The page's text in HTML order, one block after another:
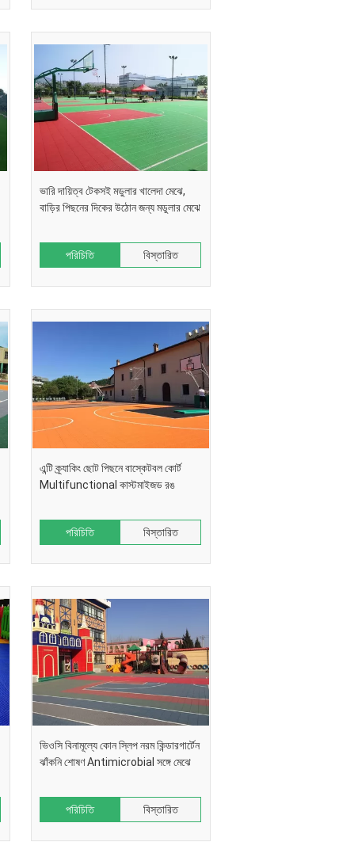
ভারি দায়িত্ব টেকসই মডুলার খালেদা মেঝে,
বাড়ির পিছনের দিকের উঠোন জন্য মডুলার মেঝে
পরিচিতি বিস্তারিত
এন্টি ক্র্যাকিং ছোট পিছনে বাস্কেটবল কোর্ট
Multifunctional কাস্টমাইজড রঙ
পরিচিতি বিস্তারিত
ভিওসি বিনামূল্যে কোন স্লিপ নরম কিন্ডারগার্টেন
ঝাঁকনি শোষণ Antimicrobial সঙ্গে মেঝে
পরিচিতি বিস্তারিত